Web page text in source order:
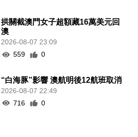
拱關截澳門女子超額藏16萬美元回
澳
2026-08-07 23:09
559
0
“白海豚”影響 澳航明後12航班取消
2026-08-07 22:49
716
0